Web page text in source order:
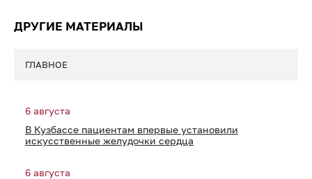
ДРУГИЕ МАТЕРИАЛЫ
ГЛАВНОЕ
6 августа
В Кузбассе пациентам впервые установили
искусственные желудочки сердца
6 августа